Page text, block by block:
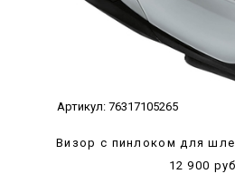
Артикул:76317105265
Визор с пинлоком для
12 900 руб